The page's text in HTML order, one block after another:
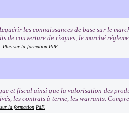
les connaissances de base sur le
de couverture de risques, le marché
Plus sur la formation PdF.
et fiscal ainsi que la valorisation des
les contrats à terme, les warrants.
la formation PdF.